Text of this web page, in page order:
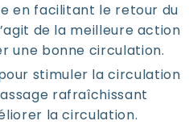
en facilitant le retour du
de la meilleure action
une bonne circulation.
stimuler la circulation
rafraîchissant
la circulation.